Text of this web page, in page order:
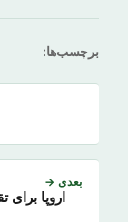
برچسب‌ها:
بعدی →